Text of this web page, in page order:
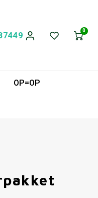
0
OP=OP